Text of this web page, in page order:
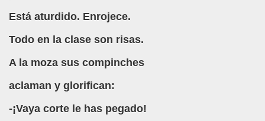
Está aturdido. Enrojece.
Todo en la clase son risas.
A la moza sus compinches
aclaman y glorifican:
-¡Vaya corte le has pegado!